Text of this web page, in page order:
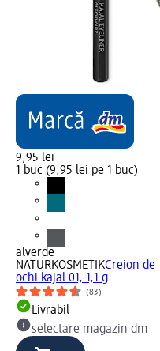
9,95 lei
1 buc (9,95 lei pe 1 buc)
alverde
NATURKOSMETIKCreion de
ochi kajal 01, 1,1 g
(83)
Livrabil
selectare magazin dm